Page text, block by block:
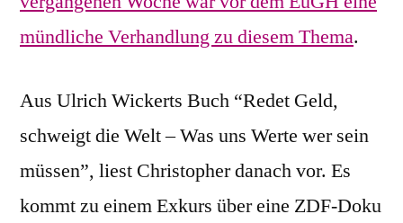
mündliche Verhandlung zu diesem Thema.
Aus Ulrich Wickerts Buch “Redet Geld,
schweigt die Welt – Was uns Werte wer sein
müssen”, liest Christopher danach vor. Es
kommt zu einem Exkurs über eine ZDF-Doku